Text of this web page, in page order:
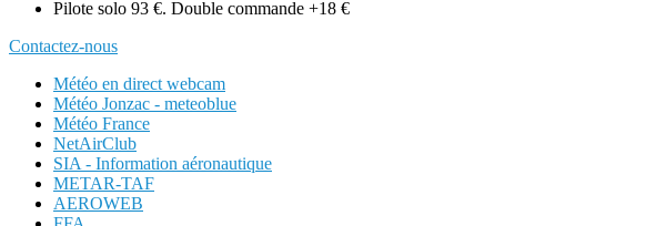
Pilote solo 93 €. Double commande +18 €
Contactez-nous
Météo en direct webcam
Météo Jonzac - meteoblue
Météo France
NetAirClub
SIA - Information aéronautique
METAR-TAF
AEROWEB